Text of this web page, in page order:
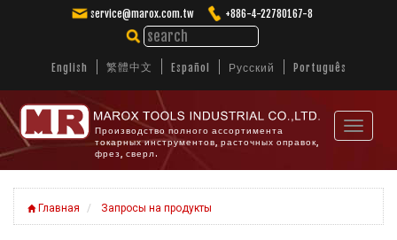
service@marox.com.tw +886-4-22780167-8
English 繁體中文 Español Русский Português
Производство полного ассортимента
токарных инструментов, расточных оправок,
фрез, сверл.
Toggle
Главная Запросы на продукты